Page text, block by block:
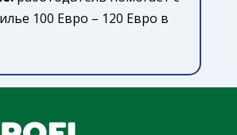
100 Евро – 120 Евро в